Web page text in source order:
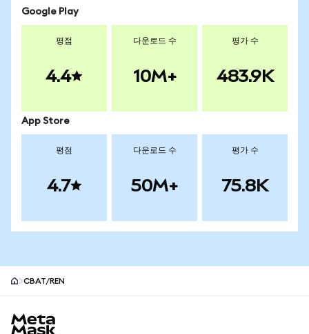
Google Play
평점
4.4
다운로드 수
10M+
평가 수
483.9K
App Store
평점
4.7
다운로드 수
50M+
평가 수
75.8K
CBAT/REN